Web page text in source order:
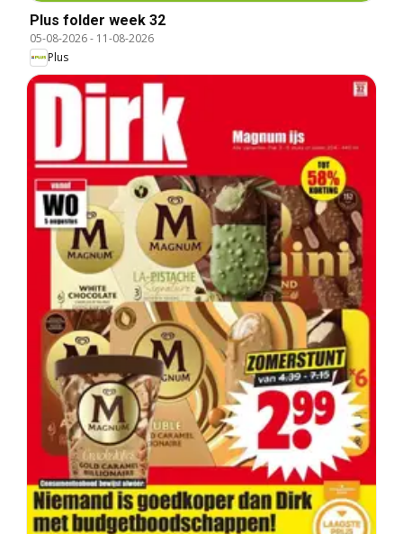
Plus folder week 32
05-08-2026- 11-08-2026
Plus